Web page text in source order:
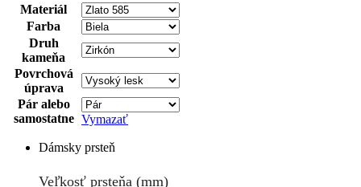
Materiál
Farba
Druh
kameňa
Povrchová
úprava
Pár alebo
samostatne Vymazať
Dámsky prsteň
Veľkosť prsteňa (mm)